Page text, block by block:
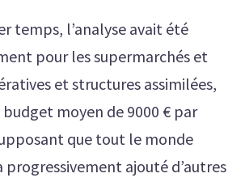
temps, l’analyse avait été
pour les supermarchés et
et structures assimilées,
moyen de 9000 € par
que tout le monde
progressivement ajouté d’autres